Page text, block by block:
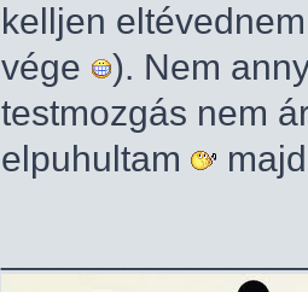
kelljen
vége
). Nem
testmozgás nem
elpuhultam